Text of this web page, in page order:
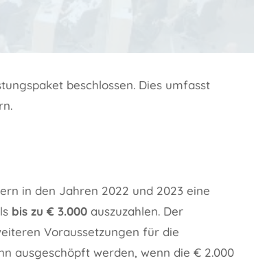
beschlossen. Dies umfasst
in den Jahren 2022 und 2023 eine
bis zu € 3.000 auszuzahlen. Der
Voraussetzungen für die
ausgeschöpft werden, wenn die € 2.000